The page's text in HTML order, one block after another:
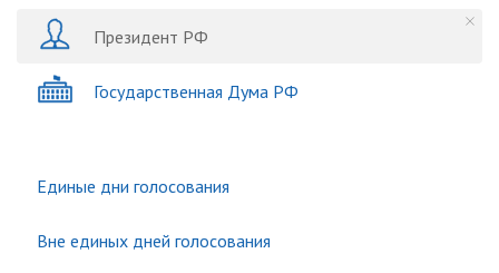
Президент РФ
Государственная Дума РФ
Единые дни голосования
Вне единых дней голосования